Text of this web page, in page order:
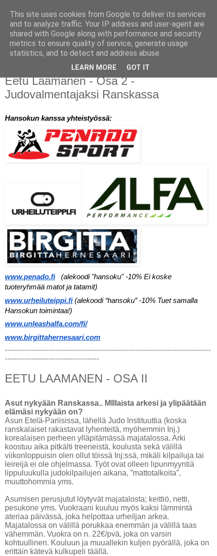
Hansoku
Kilpajudon erikoissivusto
sunnuntai 19. helmikuuta 2017
Eetu Laamanen - Osa 2 -
Judovalmentajaksi Ranskassa
Hansokun kanssa yhteistyössä:
www.penado.fi
(alekoodi "hansoku" -10% Ei koske
tuoteryhmää matot ja tatamit)
www.urheiluteippi.fi (alekoodi “hansoku” -10% Tuet samalla
Hansokun toimintaa!)
www.unleashalfa.com/fi/
www.birgittahernesaari.com
-------------------------------------------------------------------------------------
---------------------------------------
EETU LAAMANEN - OSA II
Asut nykyään Ranskassa.. MIllaista arkesi ja ylipäätään
elämäsi nykyään on?
Asun Etelä-Pariisissa, lähellä Judo Instituuttia (koska
ranskalaiset rakastavat lyhenteitä, myöhemmin Inj.)
korealaisen perheen ylläpitämässä majatalossa. Arki
koostuu aika pitkälti treeneistä, koulusta sekä välillä
viikonloppuisin olen ollut töissä Inj:ssä, mikäli kilpailuja tai
leireijä ei ole ohjelmassa. Työt ovat olleen lipunmyyntiä
lippuluukulla judokilpailujen aikana, ”mattotalkoita”,
muuttohommia yms.
Asumisen perusjutut löytyvät majatalosta; keittiö, netti,
pesukone yms. Vuokraani kuuluu myös kaksi lämmintä
ateriaa päivässä, joka helpottaa urheiljan arkea.
Majatalossa on välillä porukkaa enemmän ja välillä taas
vähemmän. Vuokra on n. 22€/pvä, joka on varsin
kohtuullinen. Kouluun ja muuallekin kuljen pyörällä, joka on
erittäin kätevä kulkupeli täällä.
This site uses cookies from Google to deliver its services
and to analyze traffic. Your IP address and user-agent are
shared with Google along with performance and security
metrics to ensure quality of service, generate usage
statistics, and to detect and address abuse.
LEARN MORE GOT IT